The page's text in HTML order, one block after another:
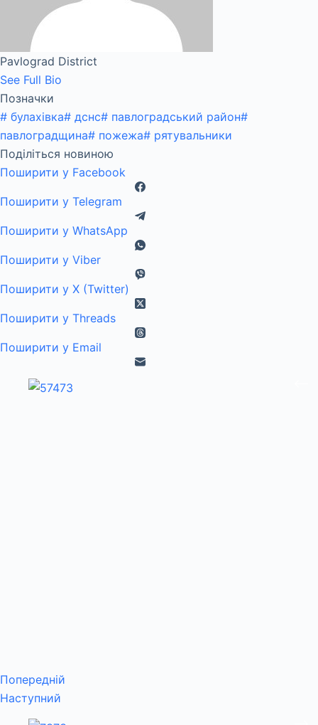
Pavlograd District
See Full Bio
Позначки
# булахівка# дснс# павлоградський район#
павлоградщина# пожежа# рятувальники
Поділіться новиною
Поширити у Facebook
Поширити у Telegram
Поширити у WhatsApp
Поширити у Viber
Поширити у X (Twitter)
Поширити у Threads
Поширити у Email
Попередній
Наступний